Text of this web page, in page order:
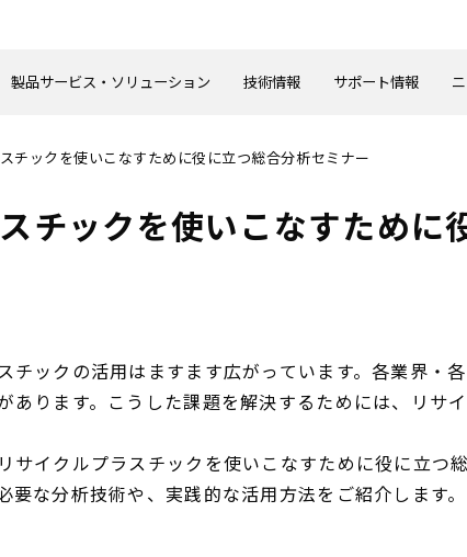
製品サービス・ソリューション 技術情報 サポート情報
チックを使いこなすために役に立つ総合分析セミナー
チックを使いこなすため
ックの活用はますます広がっています。各業界・
ります。こうした課題を解決するためには、リサ
サイクルプラスチックを使いこなすために役に立つ
な分析技術や、実践的な活用方法をご紹介します。